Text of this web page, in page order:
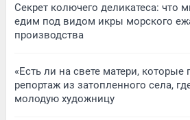
Секрет колючего деликатеса: что
едим под видом икры морского
производства
«Есть ли на свете матери, которые
репортаж из затопленного села,
молодую художницу